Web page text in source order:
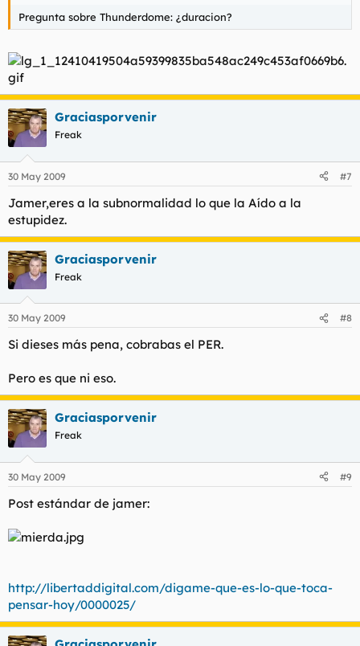
Pregunta sobre Thunderdome: ¿duracion?
Graciasporvenir
Freak
30 May 2009 #7
Jamer,eres a la subnormalidad lo que la Aído a la
estupidez.
Graciasporvenir
Freak
30 May 2009 #8
Si dieses más pena, cobrabas el PER.
Pero es que ni eso.
Graciasporvenir
Freak
30 May 2009 #9
Post estándar de jamer:
http://libertaddigital.com/digame-que-es-lo-que-toca-
pensar-hoy/0000025/